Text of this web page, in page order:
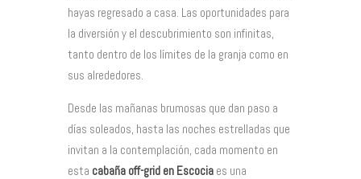
hayas regresado a casa. Las oportunidades para
la diversión y el descubrimiento son infinitas,
tanto dentro de los límites de la granja como en
sus alrededores.
Desde las mañanas brumosas que dan paso a
días soleados, hasta las noches estrelladas que
invitan a la contemplación, cada momento en
esta cabaña off-grid en Escocia es una